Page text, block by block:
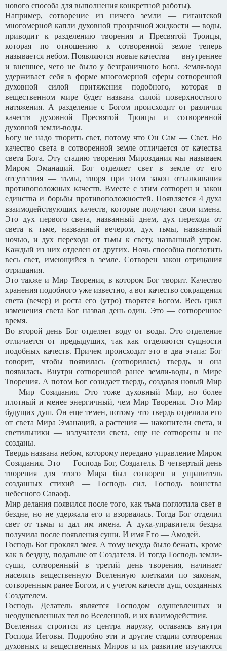
нового способа для выполнения конкретной работы).
Например, сотворение из ничего земли — гигантской
многомерной капли духовной прозрачной жидкости — воды,
приводит к разделению творения и Пресвятой Троицы,
которая по отношению к сотворенной земле теперь
называется небом. Появляются новые качества — внутреннее
и внешнее, чего не было у безграничного Бога. Земля-вода
удерживает себя в форме многомерной сферы сотворенной
духовной силой притяжения подобного, которая в
вещественном мире будет названа силой поверхностного
натяжения. А разделение с Богом происходит от различия
качеств духовной Пресвятой Троицы и сотворенной
духовной земли-воды.
Богу не надо творить свет, потому что Он Сам — Свет. Но
качество света в сотворенной земле отличается от качества
света Бога. Эту стадию творения Мироздания мы называем
Миром Эманаций. Бог отделяет свет в земле от его
отсутствия — тьмы, творя при этом закон отталкивания
противоположных качеств. Вместе с этим сотворен и закон
единства и борьбы противоположностей. Появляется 4 духа
взаимодействующих качеств, которые получают свои имена.
Это дух первого света, названный днем, дух перехода от
света к тьме, названный вечером, дух тьмы, названный
ночью, и дух перехода от тьмы к свету, названный утром.
Каждый из них отделен от других. Ночь способна поглотить
весь свет, имеющийся в земле. Сотворен закон отрицания
отрицания.
Это также и Мир Творения, в котором Бог творит. Качество
хранения подобного уже известно, а вот качество сокращения
света (вечер) и роста его (утро) творятся Богом. Весь цикл
изменения света Бог назвал день один. Это — сотворенное
время.
Во второй день Бог отделяет воду от воды. Это отделение
отличается от предыдущих, так как отделяются сущности
подобных качеств. Причем происходит это в два этапа: Бог
говорит, чтобы появилась (сотворилась) твердь, и она
появилась. Внутри сотворенной ранее земли-воды, в Мире
Творения. А потом Бог созидает твердь, создавая новый Мир
— Мир Созидания. Это тоже духовный Мир, но более
плотный и менее энергичный, чем Мир Творения. Это Мир
будущих душ. Он еще темен, потому что твердь отделила его
от света Мира Эманаций, а растения — накопители света, и
светильники — излучатели света, еще не сотворены и не
созданы.
Твердь названа небом, которому передано управление Миром
Созидания. Это — Господь Бог, Создатель. В четвертый день
творения для этого Мира был сотворен и управитель
созданных стихий — Господь сил, Господь воинства
небесного Саваоф.
Мир делания появился после того, как тьма поглотила свет в
бездне, но не удержала его и взорвалась. Тогда Бог отделил
свет от тьмы и дал им имена. А духа-управителя бездна
получила после появления суши. И имя Его — Амодей.
Господь Бог проклял змея. А тому некуда было бежать, кроме
как в бездну, подальше от Создателя. И тогда Господь земли-
суши, сотворенный в третий день творения, начинает
населять вещественную Вселенную клетками по законам,
сотворенным ранее Богом, и с учетом качеств душ, созданных
Создателем.
Господь Делатель является Господом одушевленных и
неодушевленных тел во Вселенной, и их взаимодействия.
Вселенная строится из центра наружу, оставаясь внутри
Господа Иеговы. Подробно эти и другие стадии сотворения
духовных и вещественных Миров и их развитие изучаются